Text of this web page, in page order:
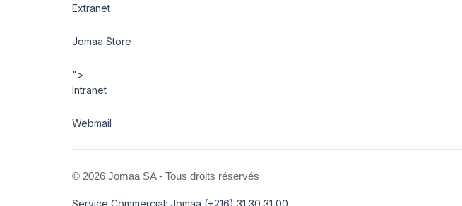
Extranet
Jomaa Store
">
Intranet
Webmail
© 2026 Jomaa SA - Tous droits réservés
Service Commercial: Jomaa (+216) 31 30 31 00